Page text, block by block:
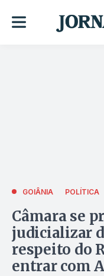
GOIÂNIA POLÍTICA
Câmara se
judicializar
respeito do
entrar com